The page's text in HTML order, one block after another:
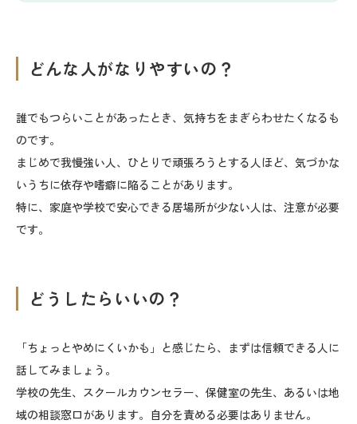
どんな人がなりやすいの？
誰でもつらいことがあったとき、気持ちをまぎらわせたくなるも
のです。
まじめで我慢強い人、ひとりで頑張ろうとする人ほど、気づかな
いうちに依存や嗜癖に陥ることがあります。
特に、家庭や学校で安心できる居場所が少ない人は、注意が必要
です。
どうしたらいいの？
「ちょっとやめにくいかも」と感じたら、まずは信頼できる人に
話してみましょう。
学校の先生、スクールカウンセラー、保健室の先生、あるいは地
域の相談窓口があります。自分を責める必要はありません。